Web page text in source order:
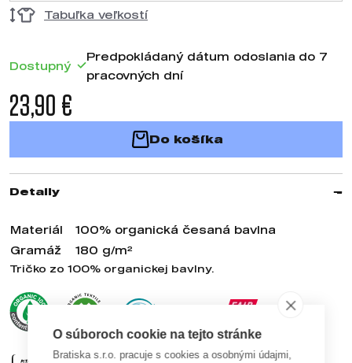
Tabuľka veľkostí
Dostupný
Predpokládaný dátum odoslania do 7
pracovných dní
23,90 €
Do košíka
Detaily
Materiál
100% organická česaná bavlna
Gramáž
180 g/m²
Tričko zo 100% organickej bavlny.
O súboroch cookie na tejto stránke
Bratiska s.r.o. pracuje s cookies a osobnými údajmi,